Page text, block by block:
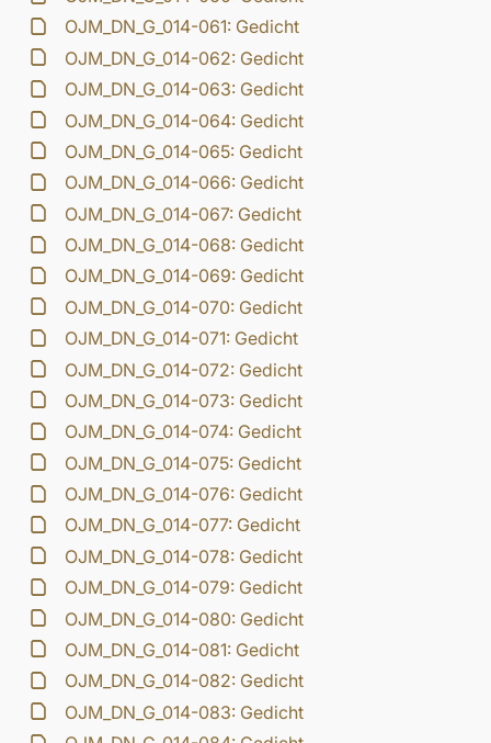
OJM_DN_G_014-061: Gedicht
OJM_DN_G_014-062: Gedicht
OJM_DN_G_014-063: Gedicht
OJM_DN_G_014-064: Gedicht
OJM_DN_G_014-065: Gedicht
OJM_DN_G_014-066: Gedicht
OJM_DN_G_014-067: Gedicht
OJM_DN_G_014-068: Gedicht
OJM_DN_G_014-069: Gedicht
OJM_DN_G_014-070: Gedicht
OJM_DN_G_014-071: Gedicht
OJM_DN_G_014-072: Gedicht
OJM_DN_G_014-073: Gedicht
OJM_DN_G_014-074: Gedicht
OJM_DN_G_014-075: Gedicht
OJM_DN_G_014-076: Gedicht
OJM_DN_G_014-077: Gedicht
OJM_DN_G_014-078: Gedicht
OJM_DN_G_014-079: Gedicht
OJM_DN_G_014-080: Gedicht
OJM_DN_G_014-081: Gedicht
OJM_DN_G_014-082: Gedicht
OJM_DN_G_014-083: Gedicht